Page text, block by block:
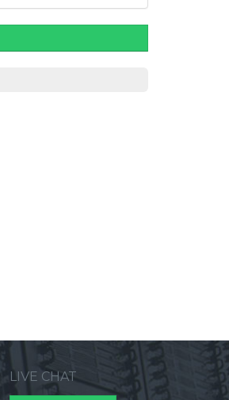
LIVE CHAT